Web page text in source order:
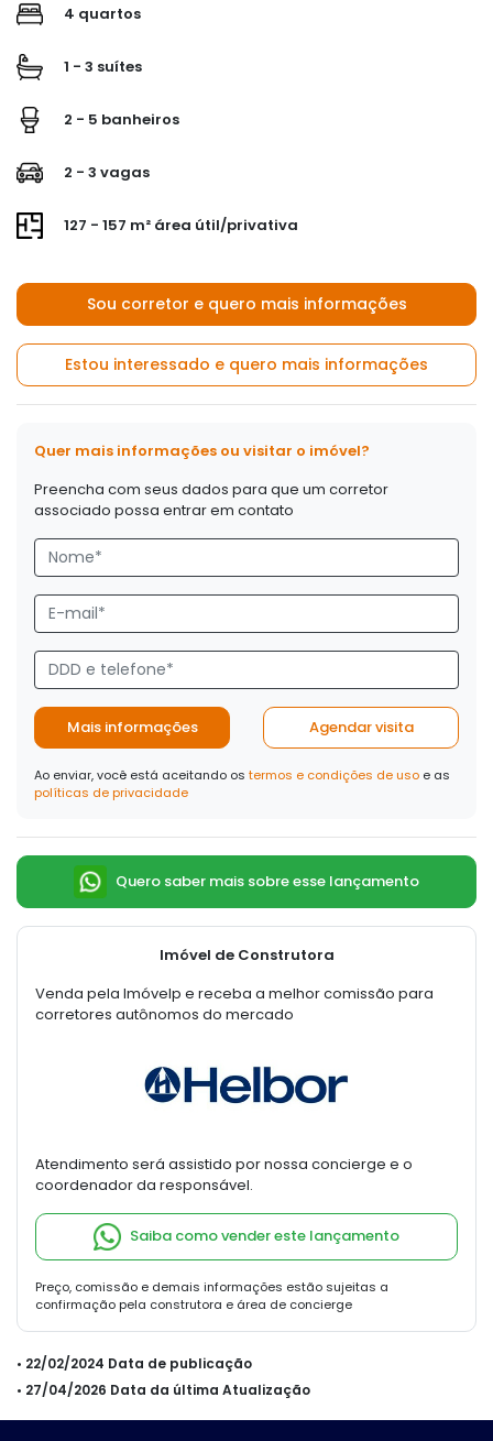
4 quartos
1 - 3 suítes
2 - 5 banheiros
2 - 3 vagas
127 - 157 m² área útil/privativa
Sou corretor e quero mais informações
Estou interessado e quero mais informações
Quer mais informações ou visitar o imóvel?
Preencha com seus dados para que um corretor
associado possa entrar em contato
Mais informações Agendar visita
Ao enviar, você está aceitando os termos e condições de uso e as
políticas de privacidade
Quero saber mais sobre esse lançamento
Imóvel de Construtora
Venda pela Imóvelp e receba a melhor comissão para
corretores autônomos do mercado
Atendimento será assistido por nossa concierge e o
coordenador da responsável.
Saiba como vender este lançamento
Preço, comissão e demais informações estão sujeitas a
confirmação pela construtora e área de concierge
• 22/02/2024 Data de publicação
• 27/04/2026 Data da última Atualização